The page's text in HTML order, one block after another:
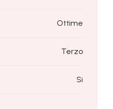
Ottime
Terzo
Si